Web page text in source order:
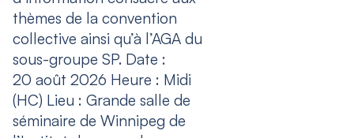
thèmes de la convention
collective ainsi qu’à l’AGA du
sous-groupe SP. Date :
20 août 2026 Heure : Midi
(HC) Lieu : Grande salle de
séminaire de Winnipeg de